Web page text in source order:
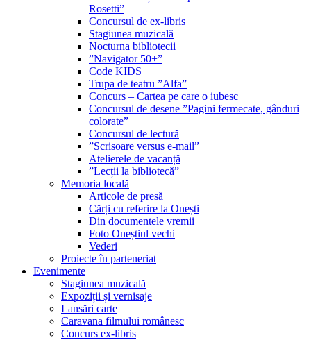
Rosetti”
Concursul de ex-libris
Stagiunea muzicală
Nocturna bibliotecii
”Navigator 50+”
Code KIDS
Trupa de teatru ”Alfa”
Concurs – Cartea pe care o iubesc
Concursul de desene ”Pagini fermecate, gânduri
colorate”
Concursul de lectură
”Scrisoare versus e-mail”
Atelierele de vacanță
”Lecții la bibliotecă”
Memoria locală
Articole de presă
Cărți cu referire la Onești
Din documentele vremii
Foto Oneștiul vechi
Vederi
Proiecte în parteneriat
Evenimente
Stagiunea muzicală
Expoziții și vernisaje
Lansări carte
Caravana filmului românesc
Concurs ex-libris